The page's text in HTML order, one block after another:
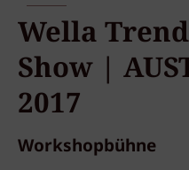
Wella
Show |
2017
Workshopbühne